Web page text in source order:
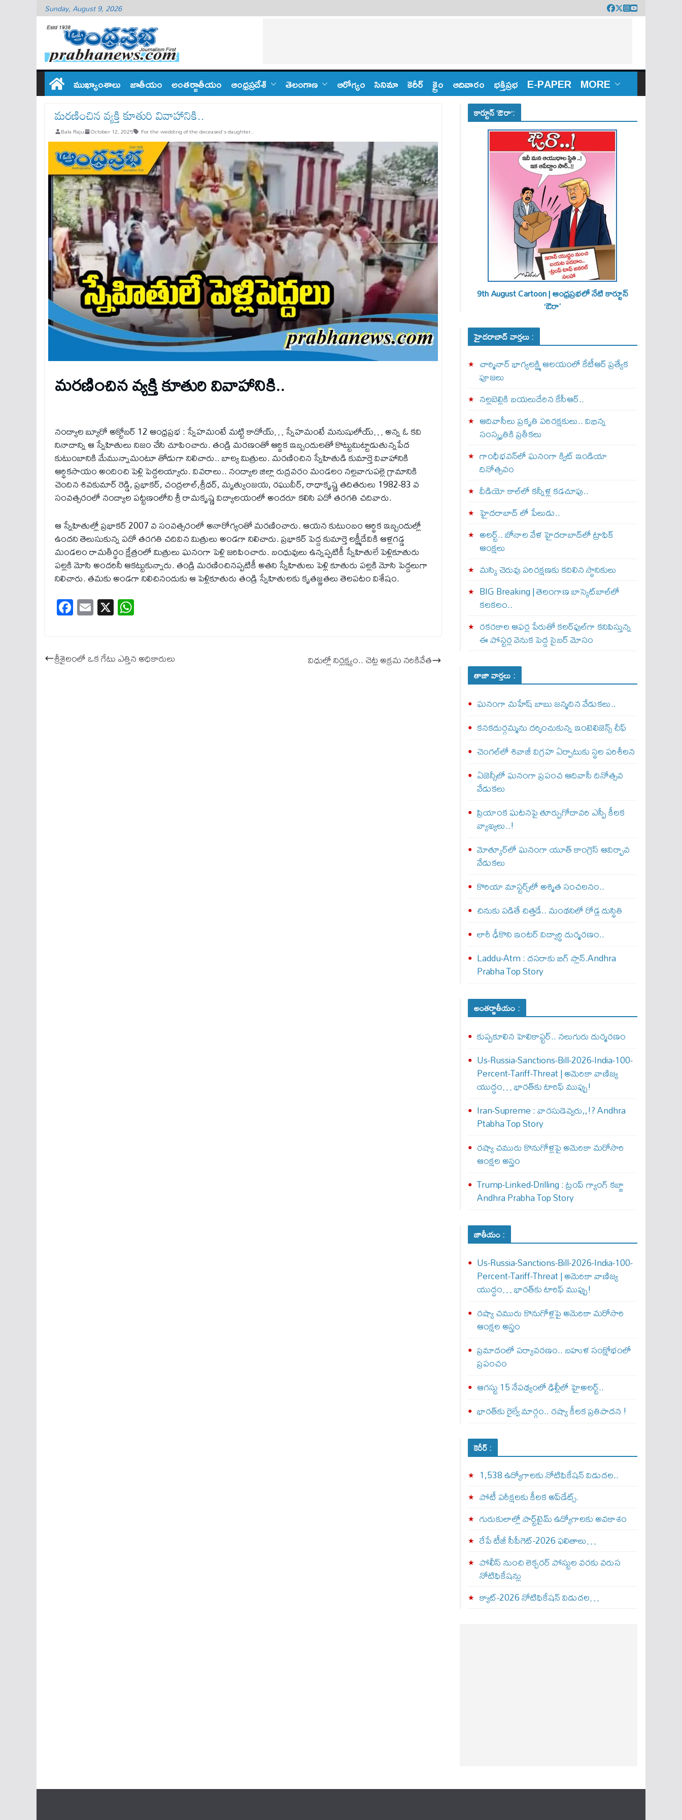
Sunday, August 9, 2026
ముఖ్యాంశాలు జాతీయం అంతర్జాతీయం ఆంధ్ర‌ప్ర‌దేశ్ తెలంగాణ‌ ఆరోగ్యం సినిమా కెరీర్ క్రైం ఆదివారం భక్తిప్రభ E-PAPER MORE
మ‌ర‌ణించిన వ్య‌క్తి కూతురి వివాహానికి..
Bala Raju October 12, 2025 For the wedding of the deceased's daughter..
మ‌ర‌ణించిన వ్య‌క్తి కూతురి వివాహానికి..
నంద్యాల బ్యూరో అక్టోబర్ 12 ఆంధ్రప్రభ : స్నేహమంటే మట్టి కాదోయ్‌… స్నేహమంటే మనుషులోయ్‌… అన్న ఓ కవి
నినాదాన్ని ఆ స్నేహితులు నిజం చేసి చూపించారు. తండ్రి మ‌ర‌ణంతో ఆర్థిక ఇబ్బందుల‌తో కొట్టుమిట్టాడుతున్న‌పేద
కుటుంబానికి మేమున్నామంటూ తోడుగా నిలిచారు.. బాల్య మిత్రులు. మ‌రణించిన స్నేహితుడి కుమార్తె వివాహానికి
ఆర్థిక‌సాయం అందించి పెళ్లి పెద్ద‌లయ్యారు. వివ‌రాలు.. నంద్యాల జిల్లా రుద్రవరం మండలం నల్లవాగుపల్లె గ్రామానికి
చెందిన శివకుమార్ రెడ్డి, ప్రభాకర్, చంద్రలాల్,శ్రీధర్, మృత్యుంజయ, రఘువీర్, రాధాకృష్ణ తదితరులు 1982-83 వ
సంవత్సరంలో నంద్యాల పట్టణంలోని శ్రీ రామకృష్ణ విద్యాలయంలో అందరూ కలిసి పదో తరగతి చదివారు.
ఆ స్నేహితుల్లో ప్రభాకర్ 2007 వ సంవత్సరంలో అనారోగ్యంతో మరణించారు. ఆయన కుటుంబం ఆర్థిక ఇబ్బందుల్లో
ఉందని తెలుసుకున్న పదో తరగతి చదివిన మిత్రులు అండగా నిలిచారు. ప్రభాకర్ పెద్ద కుమార్తె లక్ష్మీదేవికి ఆళ్లగడ్డ
మండలం రామతీర్థం క్షేత్రంలో మిత్రులు ఘనంగా పెళ్లి జరిపించారు. బంధువులు ఉన్నప్పటికీ స్నేహితులే పెళ్లికూతురు
పల్లకి మోసి అందరినీ ఆకట్టుకున్నారు. తండ్రి మరణించినప్పటికీ అతని స్నేహితులు పెళ్లి కూతురు పల్లకి మోసి పెద్దలుగా
నిలిచారు. త‌మ‌కు అండ‌గా నిలిచినందుకు ఆ పెళ్లికూతురు తండ్రి స్నేహితులకు కృతజ్ఞతలు తెలపటం విశేషం.
Fa
ce
ok
E
m
X
A
pp
శ్రీ‌శైలంలో ఒక గేటు ఎత్తిన అధికారులు విధుల్లో నిర్లక్ష్యం.. చెట్ల అక్ర‌మ న‌రికివేత‌
కార్టూన్ ‘ఔరా’:
9th August Cartoon | ఆంధ్రప్రభలో నేటి కార్టూన్
‘ఔరా’
హైదరాబాద్ వార్తలు :
చార్మినార్‌ భాగ్యలక్ష్మి ఆలయంలో కేటీఆర్ ప్రత్యేక
పూజలు
నల్లబెల్లికి బయలుదేరిన కేసీఆర్‌..
ఆదివాసీలు ప్రకృతి పరిరక్షకులు.. విభిన్న
సంస్కృతికి ప్రతీకలు
గాంధీభవన్‌లో ఘనంగా క్విట్‌ ఇండియా
దినోత్సవం
వీడియో కాల్‌లో కన్నీళ్ల కడచూపు..
హైదరాబాద్ లో పేలుడు..
అలర్ట్‌.. బోనాల వేళ హైదరాబాద్‌లో ట్రాఫిక్‌
ఆంక్షలు
మస్కి చెరువు పరిరక్షణకు కదిలిన స్థానికులు
BIG Breaking | తెలంగాణ బాస్కెట్‌బాల్‌లో
కలకలం..
రకరకాల ఆఫర్ల పేరుతో కలర్‌ఫుల్‌గా కనిపిస్తున్న
ఈ పోస్టర్ల వెనుక పెద్ద సైబర్ మోసం
తాజా వార్తలు :
ఘనంగా మహేష్ బాబు జన్మదిన వేడుకలు..
కనకదుర్గమ్మను దర్శించుకున్న ఇంటెలిజెన్స్‌ చీఫ్‌
చెంగల్‌లో శివాజీ విగ్రహ ఏర్పాటుకు స్థల పరిశీలన
ఏజెన్సీలో ఘనంగా ప్రపంచ ఆదివాసీ దినోత్సవ
వేడుకలు
ప్రియాంక ఘటనపై తూర్పుగోదావరి ఎస్పీ కీలక
వ్యాఖ్యలు..!
మోత్కూర్‌లో ఘనంగా యూత్‌ కాంగ్రెస్‌ ఆవిర్భావ
వేడుకలు
కొరియా మాస్టర్స్‌లో అశ్మిత సంచలనం..
చినుకు పడితే చిత్తడే.. మంథనిలో రోడ్ల దుస్థితి
లారీ ఢీకొని ఇంటర్ విద్యార్థి దుర్మరణం..
Laddu-Atm : దసరాకు బిగ్ ప్లాన్.Andhra
Prabha Top Story
అంతర్జాతీయం :
కుప్పకూలిన హెలికాప్టర్‌.. నలుగురు దుర్మరణం
Us-Russia-Sanctions-Bill-2026-India-100-
Percent-Tariff-Threat | అమెరికా వాణిజ్య
యుద్ధం… భారత్‌కు టారిఫ్ ముప్పు!
Iran-Supreme : వార‌సుడెవ్వ‌రు,,!? Andhra
Ptabha Top Story
రష్యా చమురు కొనుగోళ్లపై అమెరికా మరోసారి
ఆంక్షల అస్త్రం
Trump-Linked-Drilling : ట్రంప్ గ్యాంగ్ క‌బ్జా
Andhra Prabha Top Story
జాతీయం :
Us-Russia-Sanctions-Bill-2026-India-100-
Percent-Tariff-Threat | అమెరికా వాణిజ్య
యుద్ధం… భారత్‌కు టారిఫ్ ముప్పు!
రష్యా చమురు కొనుగోళ్లపై అమెరికా మరోసారి
ఆంక్షల అస్త్రం
ప్రమాదంలో పర్యావరణం.. బహుళ సంక్షోభంలో
ప్రపంచం
ఆగస్టు 15 నేపథ్యంలో ఢిల్లీలో హైఅలర్ట్..
భారత్‌కు రైల్వే మార్గం.. రష్యా కీలక ప్రతిపాదన !
కెరీర్ :
1,538 ఉద్యోగాలకు నోటిఫికేషన్ విడుదల..
పోటీ పరీక్షలకు కీలక అప్‌డేట్స్.
గురుకులాల్లో పార్ట్‌టైమ్ ఉద్యోగాలకు అవకాశం
రేపే టీజీ సీపీగెట్‌-2026 ఫలితాలు…
పోలీస్ నుంచి లెక్చరర్ పోస్టుల వరకు వరుస
నోటిఫికేషన్లు
క్యాట్-2026 నోటిఫికేషన్ విడుదల…